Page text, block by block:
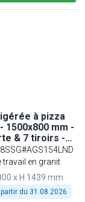
à pizza
1500x800 mm -
& 7 tiroirs -
réfrigérée LED
+ 1x GN 1/2
travail en granit
x H 1439 mm
du 31.08.2026